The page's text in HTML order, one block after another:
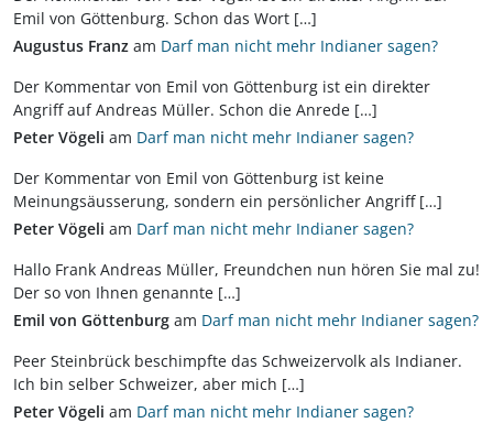
Emil von Göttenburg. Schon das Wort […]
Augustus Franz am Darf man nicht mehr Indianer sagen?
Der Kommentar von Emil von Göttenburg ist ein direkter
Angriff auf Andreas Müller. Schon die Anrede […]
Peter Vögeli am Darf man nicht mehr Indianer sagen?
Der Kommentar von Emil von Göttenburg ist keine
Meinungsäusserung, sondern ein persönlicher Angriff […]
Peter Vögeli am Darf man nicht mehr Indianer sagen?
Hallo Frank Andreas Müller, Freundchen nun hören Sie mal zu!
Der so von Ihnen genannte […]
Emil von Göttenburg am Darf man nicht mehr Indianer sagen?
Peer Steinbrück beschimpfte das Schweizervolk als Indianer.
Ich bin selber Schweizer, aber mich […]
Peter Vögeli am Darf man nicht mehr Indianer sagen?